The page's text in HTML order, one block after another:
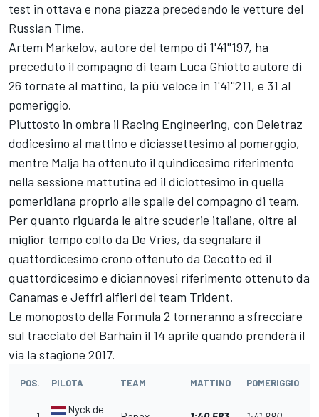
test in ottava e nona piazza precedendo le vetture del
Russian Time.
Artem Markelov, autore del tempo di 1'41''197, ha
preceduto il compagno di team Luca Ghiotto autore di
26 tornate al mattino, la più veloce in 1'41''211, e 31 al
pomeriggio.
Piuttosto in ombra il Racing Engineering, con Deletraz
dodicesimo al mattino e diciassettesimo al pomerggio,
mentre Malja ha ottenuto il quindicesimo riferimento
nella sessione mattutina ed il diciottesimo in quella
pomeridiana proprio alle spalle del compagno di team.
Per quanto riguarda le altre scuderie italiane, oltre al
miglior tempo colto da De Vries, da segnalare il
quattordicesimo crono ottenuto da Cecotto ed il
quattordicesimo e diciannovesi riferimento ottenuto da
Canamas e Jeffri alfieri del team Trident.
Le monoposto della Formula 2 torneranno a sfrecciare
sul tracciato del Barhain il 14 aprile quando prenderà il
via la stagione 2017.
POS. PILOTA TEAM MATTINO POMERIGGIO
Nyck de